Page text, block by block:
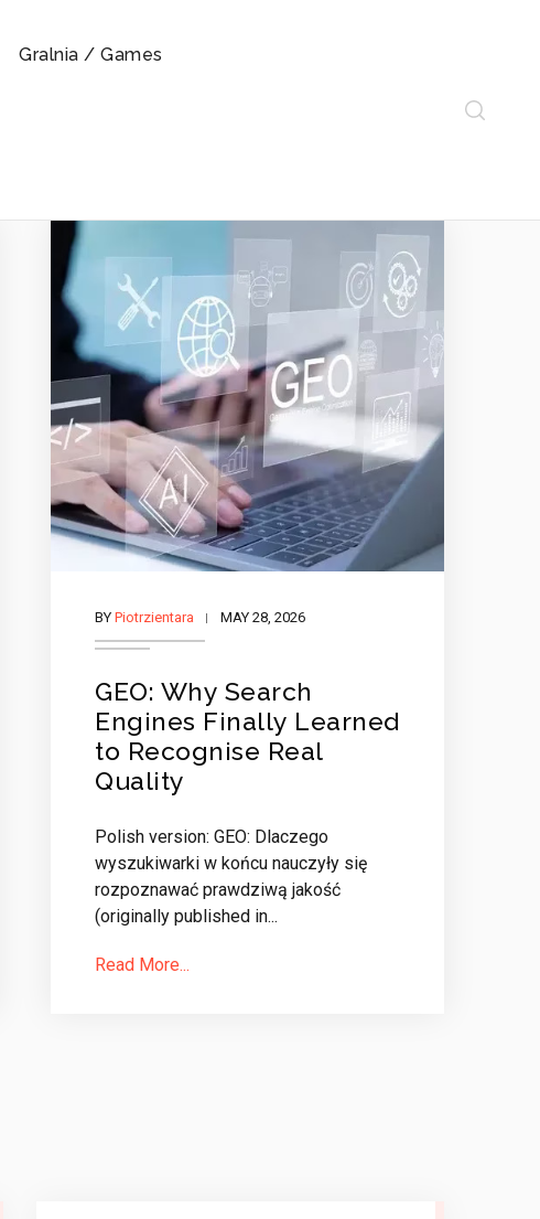
Gralnia / Games
BYPiotrzientara MAY 28, 2026
GEO: Why Search
Engines Finally Learned
to Recognise Real
Quality
Polish version: GEO: Dlaczego
wyszukiwarki w końcu nauczyły się
rozpoznawać prawdziwą jakość
(originally published in...
Read More...